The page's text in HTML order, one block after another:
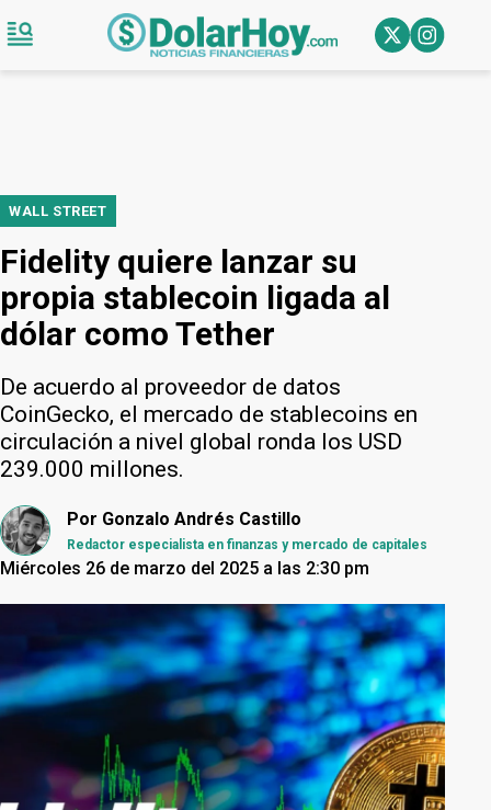
WALL STREET
Fidelity quiere lanzar su
propia stablecoin ligada al
dólar como Tether
De acuerdo al proveedor de datos
CoinGecko, el mercado de stablecoins en
circulación a nivel global ronda los USD
239.000 millones.
Por Gonzalo Andrés Castillo
Redactor especialista en finanzas y mercado de capitales
Miércoles 26 de marzo del 2025 a las 2:30 pm